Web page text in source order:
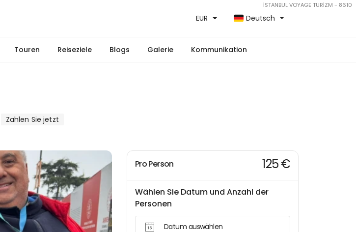
İSTANBUL VOYAGE TURİZM - 8610
EUR Deutsch
Touren Reiseziele Blogs Galerie Kommunikation
Zahlen Sie jetzt
Pro Person 125 €
Wählen Sie Datum und Anzahl der
Personen
Datum auswählen